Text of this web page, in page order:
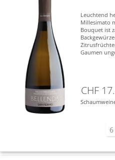
Leuchtend
Millesimato
Bouquet ist
Gaumen
CHF